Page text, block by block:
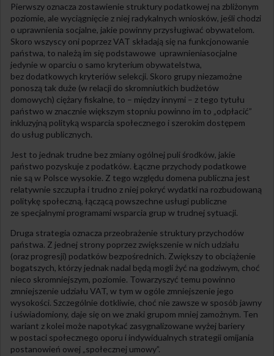
Pierwszy oznacza zostawienie struktury podatkowej na zbliżonym
poziomie, ale wyciągnięcie z niej radykalnych wniosków, jeśli chodzi
o uprawnienia socjalne, jakie powinny przysługiwać obywatelom.
Skoro wszyscy oni poprzez VAT składają się na funkcjonowanie
państwa, to należą im się podstawowe uprawnieniasocjalne
jedynie w oparciu o samo kryterium obywatelstwa,
bez dodatkowych kryteriów selekcji. Skoro grupy niezamożne
ponoszą tak duże (w relacji do skromniutkich budżetów
domowych) ciężary fiskalne, to – między innymi – z tego tytułu
państwo w znacznie większym stopniu powinno im to „odpłacić”
inkluzyjną polityką wsparcia społecznego i szerokim dostępem
do usług publicznych.
Jest to jednak trudne bez zmiany ogólnej puli środków, jakie
państwo pozyskuje z podatków. Łączne przychody podatkowe
nie są w Polsce wysokie. Z tego względu domena publiczna jest
relatywnie szczupła i trudno z niej pokryć wydatki na rozbudowaną
politykę społeczną, łączącą powszechne usługi publiczne
ze specjalnymi programami wsparcia grup w trudnej sytuacji.
Druga strategia oznacza przeobrażenie struktury przychodów
państwa. Z jednej strony poprzez zwiększenie w nich udziału
(oraz progresji) podatków bezpośrednich. Zwiększy to obciążenie
bogatszych, którzy jednak nadal będą mogli żyć na godziwym, choć
nieco skromniejszym, poziomie. Towarzyszyć temu powinno
zmniejszenie udziału VAT, w tym w ogóle zmniejszenie jego
wysokości. Szczególnie dotkliwie, choć nie zawsze w sposób jawny
i uświadomiony, daje się on we znaki grupom mniej zamożnym. Ten
wariant z kolei może napotykać zasygnalizowane wyżej bariery
w postaci społecznego oporu i indywidualnych strategii omijania
postanowień owej „społecznej umowy”.